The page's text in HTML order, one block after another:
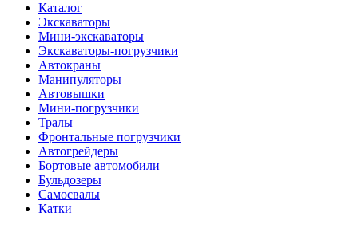
Каталог
Экскаваторы
Мини-экскаваторы
Экскаваторы-погрузчики
Автокраны
Манипуляторы
Автовышки
Мини-погрузчики
Тралы
Фронтальные погрузчики
Автогрейдеры
Бортовые автомобили
Бульдозеры
Самосвалы
Катки